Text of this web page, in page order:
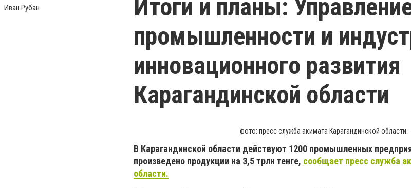
Иван Рубан
Итоги и планы:
промышленности и
инновационного развития
Карагандинской области
фото: пресс служба акимата Карагандинской области.
В Карагандинской области действуют 1200 промышленных
произведено продукции на 3,5 трлн тенге, сообщает пресс служба
области.